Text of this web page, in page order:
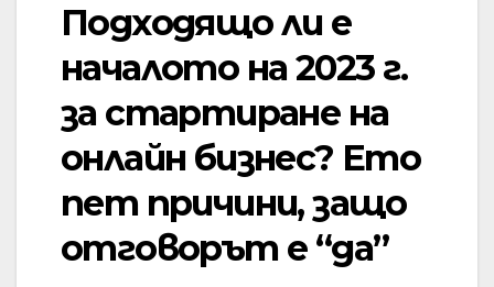
Подходящо ли е
началото на 2023 г.
за стартиране на
онлайн бизнес? Ето
пет причини, защо
отговорът е “да”